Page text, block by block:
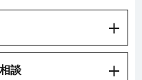
談